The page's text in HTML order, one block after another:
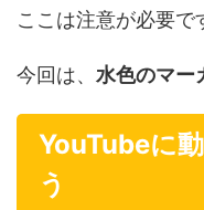
ここは注意が必要で
今回は、 水色のマー
YouTubeに
う